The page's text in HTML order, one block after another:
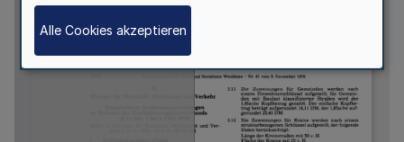
Alle Cookies akzeptieren